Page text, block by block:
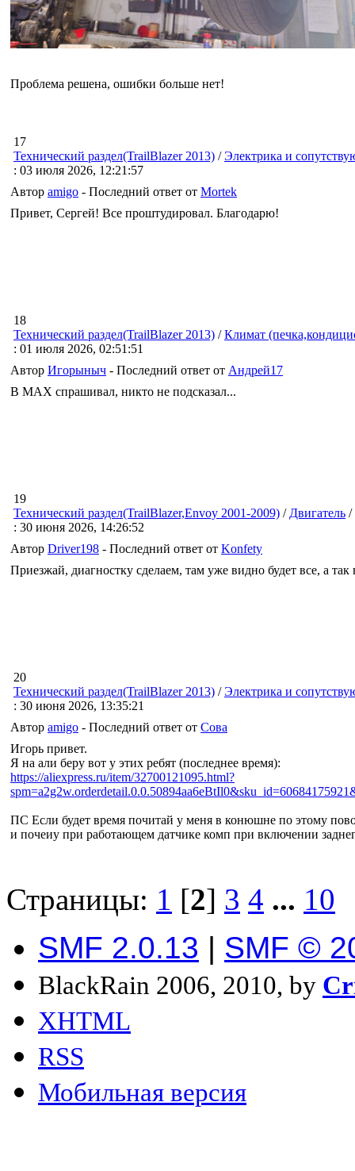
Проблема решена, ошибки больше нет!
17
Технический раздел(TrailBlazer 2013) /Электрика и
: 03 июля 2026, 12:21:57
Автор amigo - Последний ответ от Mortek
Привет, Сергей! Все проштудировал. Благодарю!
18
Технический раздел(TrailBlazer 2013) /Климат
: 01 июля 2026, 02:51:51
Автор Игорыныч - Последний ответ от Андрей17
В MAX спрашивал, никто не подсказал...
19
Технический раздел(TrailBlazer,Envoy 2001-2009) / Двигатель /
: 30 июня 2026, 14:26:52
Автор Driver198 - Последний ответ от Konfety
Приезжай, диагностку сделаем, там уже видно будет все, а
20
Технический раздел(TrailBlazer 2013) /Электрика и
: 30 июня 2026, 13:35:21
Автор amigo - Последний ответ от Cова
Игорь привет.
Я на али беру вот у этих ребят (последнее время):
https://aliexpress.ru/item/32700121095.html?
ПС Если будет время почитай у меня в конюшне по этому
и почеиу при работающем датчике комп при включении
Страницы: 1 [2] 3 4 ... 10
SMF 2.0.13 | SMF ©
BlackRain 2006, 2010, by
XHTML
RSS
Мобильная версия